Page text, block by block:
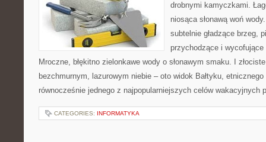
drobnymi kamyczkami.
niosąca słonawą woń
subtelnie gładzące brzeg,
przychodzące i
Mroczne, błękitno zielonkawe wody o słonawym smaku. I
bezchmurnym, lazurowym niebie – oto widok Bałtyku,
równocześnie jednego z najpopularniejszych celów
CATEGORIES: INFORMATYKA